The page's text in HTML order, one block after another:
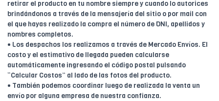
retirar el producto en tu nombre siempre y cuando lo autorices
brindándonos a través de la mensajería del sitio o por mail con
el que hayas realizado la compra el número de DNI, apellidos y
nombres completos.
• Los despachos los realizamos a través de Mercado Envíos. El
costo y el estimativo de llegada pueden calcularse
automáticamente ingresando el código postal pulsando
“Calcular Costos” al lado de las fotos del producto.
• También podemos coordinar luego de realizada la venta un
envío por alguna empresa de nuestra confianza.